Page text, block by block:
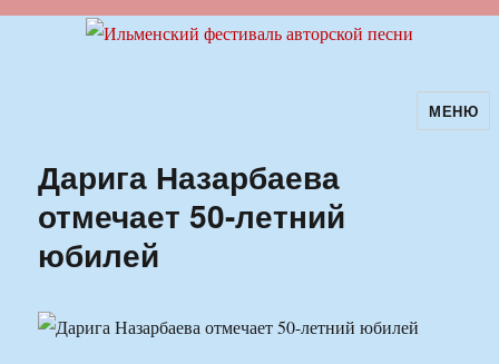
Ильменский фестиваль авторскойМЕНЮ
Дарига Назарбаева
отмечает 50-летний
юбилей